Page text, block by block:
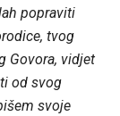
popraviti
tvog
Govora, vidjet
od svog
svoje